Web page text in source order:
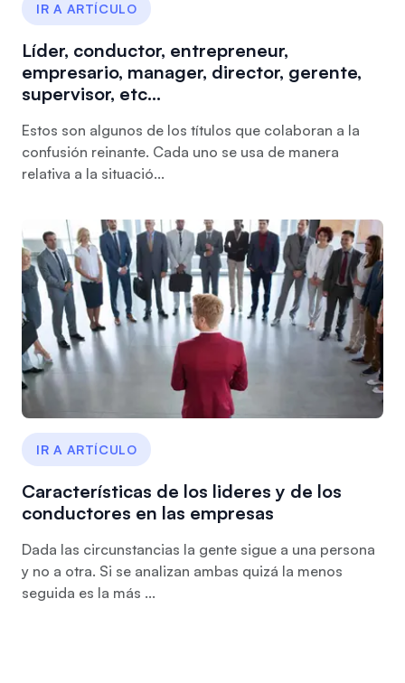
IR A ARTÍCULO
Líder, conductor, entrepreneur,
empresario, manager, director, gerente,
supervisor, etc…
Estos son algunos de los títulos que colaboran a la
confusión reinante. Cada uno se usa de manera
relativa a la situació...
IR A ARTÍCULO
Características de los lideres y de los
conductores en las empresas
Dada las circunstancias la gente sigue a una persona
y no a otra. Si se analizan ambas quizá la menos
seguida es la más ...